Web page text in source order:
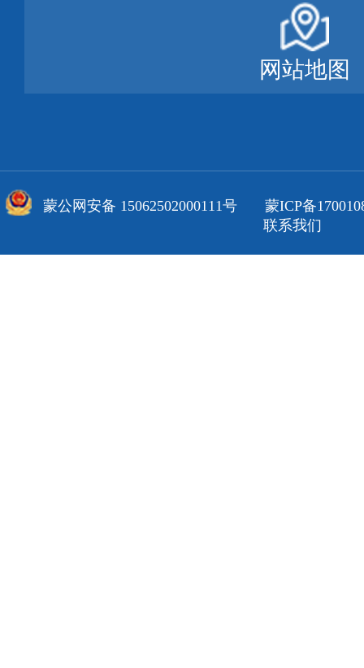
网站地图
蒙公网安备 15062502000111号
蒙ICP备
联系我们